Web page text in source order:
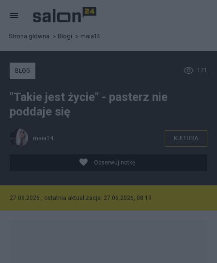
Strona główna Blogi maia14
171
BLOG
"Takie jest życie" - pasterz nie
poddaje się
maia14 KULTURA
Obserwuj notkę
27.06.2026 , ostatnia aktualizacja: 27.06.2026, 08:19